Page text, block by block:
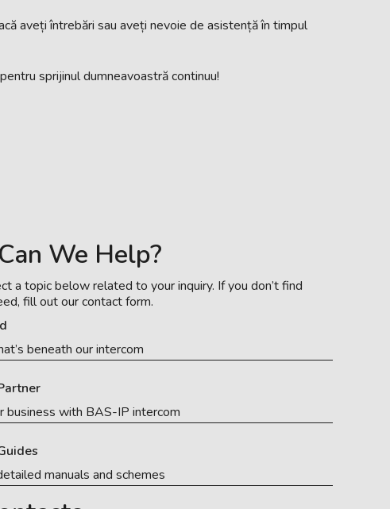
aveți întrebări sau aveți nevoie de asistență în timpul
sprijinul dumneavoastră continuu!
We Help?
a topic below related to your inquiry. If you don’t find
fill out our contact form.
beneath our intercom
business with BAS-IP intercom
manuals and schemes